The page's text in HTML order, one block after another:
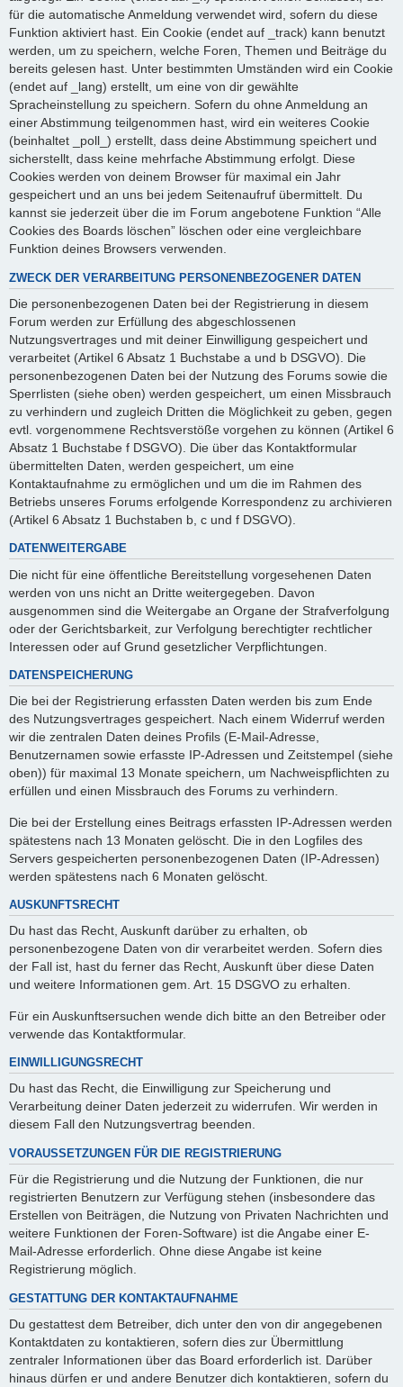
für die automatische Anmeldung verwendet wird, sofern du diese
Funktion aktiviert hast. Ein Cookie (endet auf _track) kann benutzt
werden, um zu speichern, welche Foren, Themen und Beiträge du
bereits gelesen hast. Unter bestimmten Umständen wird ein Cookie
(endet auf _lang) erstellt, um eine von dir gewählte
Spracheinstellung zu speichern. Sofern du ohne Anmeldung an
einer Abstimmung teilgenommen hast, wird ein weiteres Cookie
(beinhaltet _poll_) erstellt, dass deine Abstimmung speichert und
sicherstellt, dass keine mehrfache Abstimmung erfolgt. Diese
Cookies werden von deinem Browser für maximal ein Jahr
gespeichert und an uns bei jedem Seitenaufruf übermittelt. Du
kannst sie jederzeit über die im Forum angebotene Funktion “Alle
Cookies des Boards löschen” löschen oder eine vergleichbare
Funktion deines Browsers verwenden.
ZWECK DER VERARBEITUNG PERSONENBEZOGENER DATEN
Die personenbezogenen Daten bei der Registrierung in diesem
Forum werden zur Erfüllung des abgeschlossenen
Nutzungsvertrages und mit deiner Einwilligung gespeichert und
verarbeitet (Artikel 6 Absatz 1 Buchstabe a und b DSGVO). Die
personenbezogenen Daten bei der Nutzung des Forums sowie die
Sperrlisten (siehe oben) werden gespeichert, um einen Missbrauch
zu verhindern und zugleich Dritten die Möglichkeit zu geben, gegen
evtl. vorgenommene Rechtsverstöße vorgehen zu können (Artikel 6
Absatz 1 Buchstabe f DSGVO). Die über das Kontaktformular
übermittelten Daten, werden gespeichert, um eine
Kontaktaufnahme zu ermöglichen und um die im Rahmen des
Betriebs unseres Forums erfolgende Korrespondenz zu archivieren
(Artikel 6 Absatz 1 Buchstaben b, c und f DSGVO).
DATENWEITERGABE
Die nicht für eine öffentliche Bereitstellung vorgesehenen Daten
werden von uns nicht an Dritte weitergegeben. Davon
ausgenommen sind die Weitergabe an Organe der Strafverfolgung
oder der Gerichtsbarkeit, zur Verfolgung berechtigter rechtlicher
Interessen oder auf Grund gesetzlicher Verpflichtungen.
DATENSPEICHERUNG
Die bei der Registrierung erfassten Daten werden bis zum Ende
des Nutzungsvertrages gespeichert. Nach einem Widerruf werden
wir die zentralen Daten deines Profils (E-Mail-Adresse,
Benutzernamen sowie erfasste IP-Adressen und Zeitstempel (siehe
oben)) für maximal 13 Monate speichern, um Nachweispflichten zu
erfüllen und einen Missbrauch des Forums zu verhindern.
Die bei der Erstellung eines Beitrags erfassten IP-Adressen werden
spätestens nach 13 Monaten gelöscht. Die in den Logfiles des
Servers gespeicherten personenbezogenen Daten (IP-Adressen)
werden spätestens nach 6 Monaten gelöscht.
AUSKUNFTSRECHT
Du hast das Recht, Auskunft darüber zu erhalten, ob
personenbezogene Daten von dir verarbeitet werden. Sofern dies
der Fall ist, hast du ferner das Recht, Auskunft über diese Daten
und weitere Informationen gem. Art. 15 DSGVO zu erhalten.
Für ein Auskunftsersuchen wende dich bitte an den Betreiber oder
verwende das Kontaktformular.
EINWILLIGUNGSRECHT
Du hast das Recht, die Einwilligung zur Speicherung und
Verarbeitung deiner Daten jederzeit zu widerrufen. Wir werden in
diesem Fall den Nutzungsvertrag beenden.
VORAUSSETZUNGEN FÜR DIE REGISTRIERUNG
Für die Registrierung und die Nutzung der Funktionen, die nur
registrierten Benutzern zur Verfügung stehen (insbesondere das
Erstellen von Beiträgen, die Nutzung von Privaten Nachrichten und
weitere Funktionen der Foren-Software) ist die Angabe einer E-
Mail-Adresse erforderlich. Ohne diese Angabe ist keine
Registrierung möglich.
GESTATTUNG DER KONTAKTAUFNAHME
Du gestattest dem Betreiber, dich unter den von dir angegebenen
Kontaktdaten zu kontaktieren, sofern dies zur Übermittlung
zentraler Informationen über das Board erforderlich ist. Darüber
hinaus dürfen er und andere Benutzer dich kontaktieren, sofern du